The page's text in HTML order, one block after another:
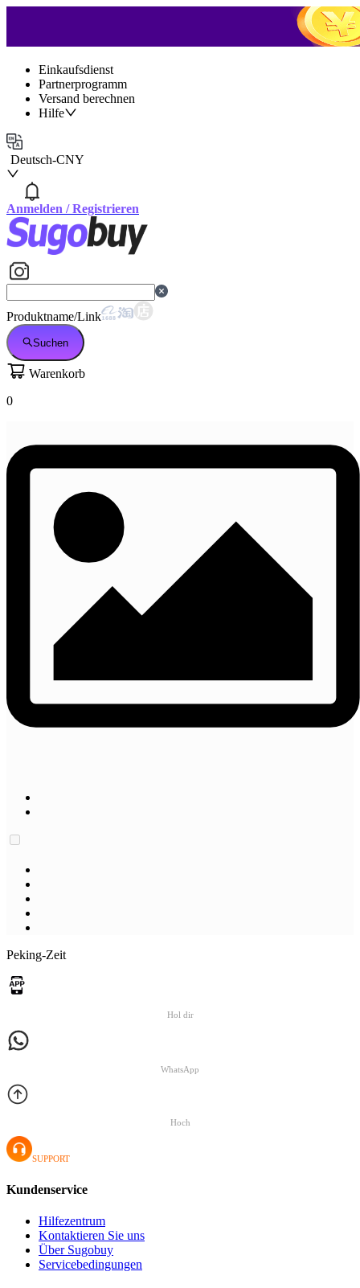
Einkaufsdienst
Partnerprogramm
Versand berechnen
Hilfe
Deutsch-CNY
Anmelden /Registrieren
Produktname/Link
Suchen
Warenkorb
0
Peking-Zeit
Hol dir
WhatsApp
Hoch
SUPPORT
Kundenservice
Hilfezentrum
Kontaktieren Sie uns
Über Sugobuy
Servicebedingungen